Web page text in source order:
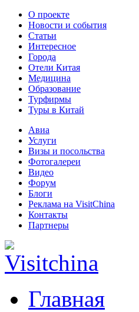
О проекте
Новости и события
Статьи
Интересное
Города
Отели Китая
Медицина
Образование
Турфирмы
Туры в Китай
Авиа
Услуги
Визы и посольства
Фотогалереи
Видео
Форум
Блоги
Реклама на VisitChina
Контакты
Партнеры
Главная